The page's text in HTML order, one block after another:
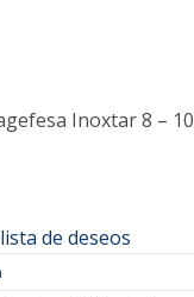
Inoxtar 8 – 10
de deseos